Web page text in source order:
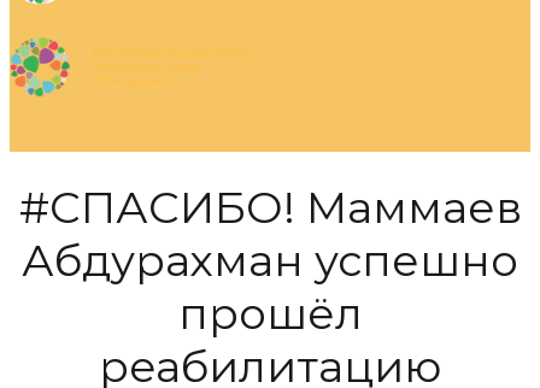
#СПАСИБО! Маммаев
Абдурахман успешно
прошёл
реабилитацию